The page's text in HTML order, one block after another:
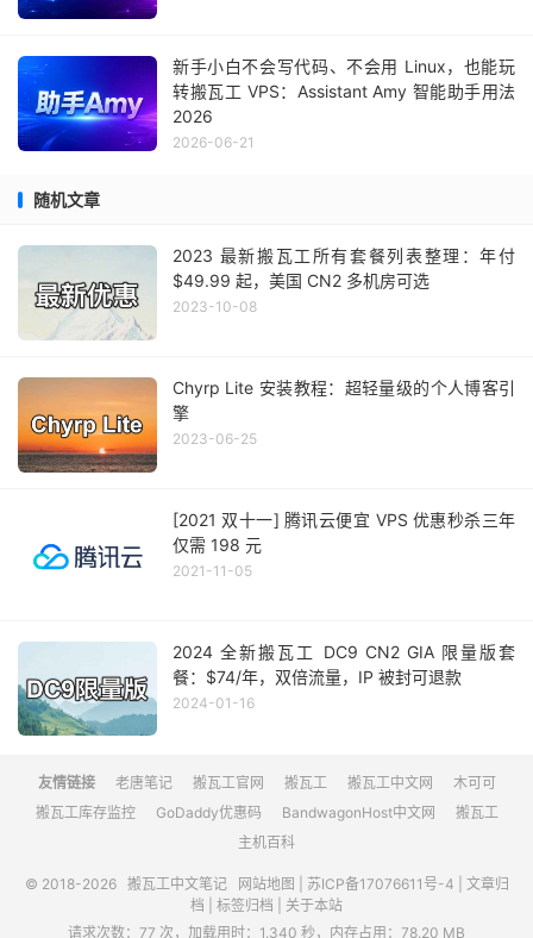
新手小白不会写代码、不会用 Linux，也能玩
转搬瓦工 VPS：Assistant Amy 智能助手用法
2026
2026-06-21
随机文章
2023 最新搬瓦工所有套餐列表整理：年付
$49.99 起，美国 CN2 多机房可选
2023-10-08
Chyrp Lite 安装教程：超轻量级的个人博客引
擎
2023-06-25
[2021 双十一] 腾讯云便宜 VPS 优惠秒杀三年
仅需 198 元
2021-11-05
2024 全新搬瓦工 DC9 CN2 GIA 限量版套
餐：$74/年，双倍流量，IP 被封可退款
2024-01-16
友情链接 老唐笔记 搬瓦工官网 搬瓦工 搬瓦工中文网
木可可
搬瓦工库存监控
GoDaddy优惠码 BandwagonHost中文网
搬瓦工
主机百科
© 2018-2026 搬瓦工中文笔记 网站地图 苏ICP备17076611号-4
文章归
档
标签归档
关于本站
请求次数：77 次，加载用时：1.340 秒，内存占用：78.20 MB